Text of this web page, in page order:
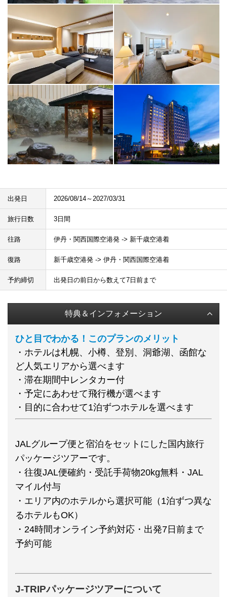
出発日 2026/08/14～2027/03/31
旅行日数 3日間
往路 伊丹・関西国際空港発 -> 新千歳空港着
復路 新千歳空港発 -> 伊丹・関西国際空港着
予約締切 出発日の前日から数えて7日前まで
特典＆インフォメーション
ひと目でわかる！このプランのメリット
・ホテルは札幌、小樽、登別、洞爺湖、函館な
ど人気エリアから選べます
・滞在期間中レンタカー付
・予定にあわせて飛行機が選べます
・目的に合わせて1泊ずつホテルを選べます
JALグループ便と宿泊をセットにした国内旅行
パッケージツアーです。
・往復JAL便確約・受託手荷物20kg無料・JAL
マイル付与
・エリア内のホテルから選択可能（1泊ずつ異な
るホテルもOK）
・24時間オンライン予約対応・出発7日前まで
予約可能
J-TRIPパッケージツアーについて